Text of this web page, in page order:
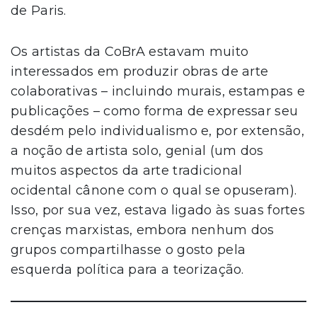
de Paris.
Os artistas da CoBrA estavam muito
interessados ​​em produzir obras de arte
colaborativas – incluindo murais, estampas e
publicações – como forma de expressar seu
desdém pelo individualismo e, por extensão,
a noção de artista solo, genial (um dos
muitos aspectos da arte tradicional
ocidental cânone com o qual se opuseram).
Isso, por sua vez, estava ligado às suas fortes
crenças marxistas, embora nenhum dos
grupos compartilhasse o gosto pela
esquerda política para a teorização.